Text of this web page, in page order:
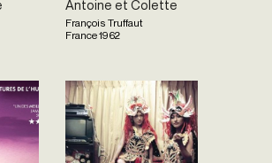
Antoine et Colette
François Truffaut
France1962